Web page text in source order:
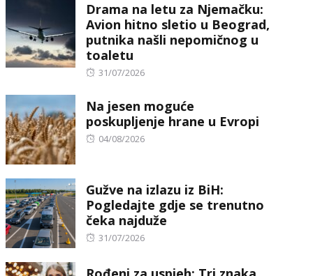
Drama na letu za Njemačku:
Avion hitno sletio u Beograd,
putnika našli nepomičnog u
toaletu
Posted
31/07/2026
Na jesen moguće
poskupljenje hrane u Evropi
Posted
04/08/2026
Gužve na izlazu iz BiH:
Pogledajte gdje se trenutno
čeka najduže
Posted
31/07/2026